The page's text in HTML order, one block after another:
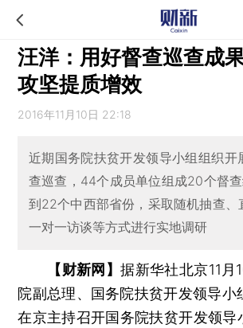
汪洋：用好督查巡查成
攻坚提质增效
2016年11月10日 22:18
近期国务院扶贫开发领导小组组织开
查巡查，44个成员单位组成20个督
到22个中西部省份，采取随机抽查、
一对一访谈等方式进行实地调研
【财新网】据新华社北京11月
院副总理、国务院扶贫开发领导小
在京主持召开国务院扶贫开发领导